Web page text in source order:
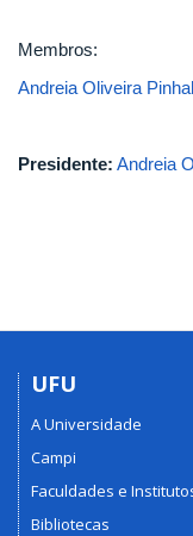
Membros:
Andreia Oliveira
Presidente: Andreia
UFU
A Universidade
Campi
Faculdades e
Bibliotecas